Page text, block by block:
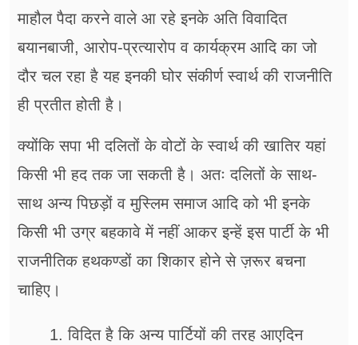
माहौल पैदा करने वाले आ रहे इनके अति विवादित
बयानबाजी, आरोप-प्रत्यारोप व कार्यक्रम आदि का जो
दौर चल रहा है यह इनकी घोर संकीर्ण स्वार्थ की राजनीति
ही प्रतीत होती है।
क्योंकि सपा भी दलितों के वोटों के स्वार्थ की खातिर यहां
किसी भी हद तक जा सकती है। अतः दलितों के साथ-
साथ अन्य पिछड़ों व मुस्लिम समाज आदि को भी इनके
किसी भी उग्र बहकावे में नहीं आकर इन्हें इस पार्टी के भी
राजनीतिक हथकण्डों का शिकार होने से ज़रूर बचना
चाहिए।
1. विदित है कि अन्य पार्टियों की तरह आएदिन